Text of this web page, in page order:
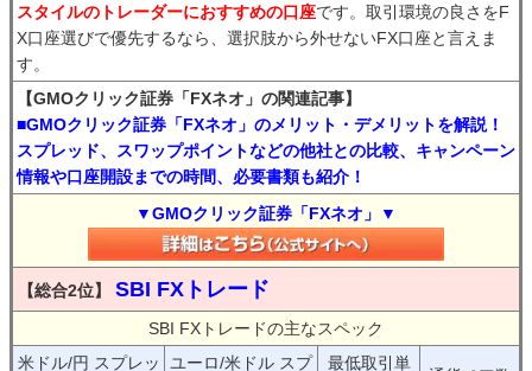
スタイルのトレーダーにおすすめの口座です。取引環境の良さをF
X口座選びで優先するなら、選択肢から外せないFX口座と言えま
す。
【GMOクリック証券「FXネオ」の関連記事】
■GMOクリック証券「FXネオ」のメリット・デメリットを解説！
スプレッド、スワップポイントなどの他社との比較、キャンペーン
情報や口座開設までの時間、必要書類も紹介！
▼GMOクリック証券「FXネオ」▼
【総合2位】 SBI FXトレード
SBI FXトレードの主なスペック
米ドル/円 スプレッ
ユーロ/米ドル スプ
最低取引単